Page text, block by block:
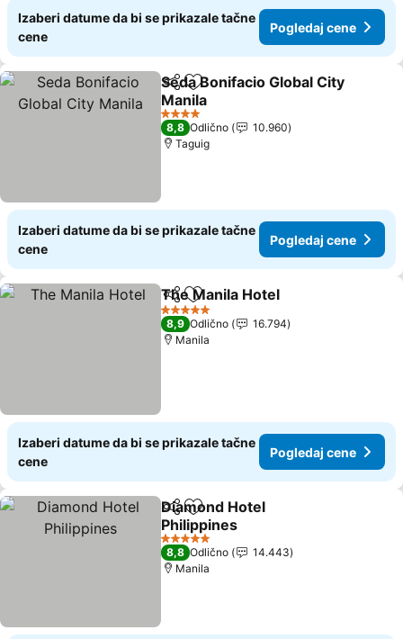
Izaberi datume da bi se prikazale tačne
cene
Pogledaj cene
Deli Dodati u favorite
Seda Bonifacio Global City
Manila
Pogledaj cene
4 Zvezdice
8,8 Odlično
10.960
Taguig
Izaberi datume da bi se prikazale tačne
cene
Pogledaj cene
Deli Dodati u favorite
The Manila Hotel
5 Zvezdice
8,9 Odlično
16.794
Manila
Izaberi datume da bi se prikazale tačne
cene
Pogledaj cene
Deli Dodati u favorite
Diamond Hotel
Philippines
Pogledaj cene
5 Zvezdice
8,8 Odlično
14.443
Manila